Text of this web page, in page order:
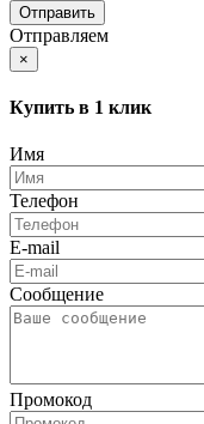
Отправляем
×
Купить в 1 клик
Имя
Телефон
E-mail
Сообщение
Промокод